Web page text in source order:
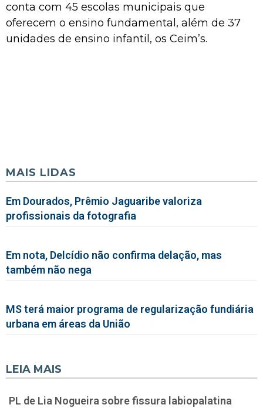
conta com 45 escolas municipais que
oferecem o ensino fundamental, além de 37
unidades de ensino infantil, os Ceim’s.
MAIS LIDAS
Em Dourados, Prêmio Jaguaribe valoriza
profissionais da fotografia
Em nota, Delcídio não confirma delação, mas
também não nega
MS terá maior programa de regularização fundiária
urbana em áreas da União
LEIA MAIS
PL de Lia Nogueira sobre fissura labiopalatina